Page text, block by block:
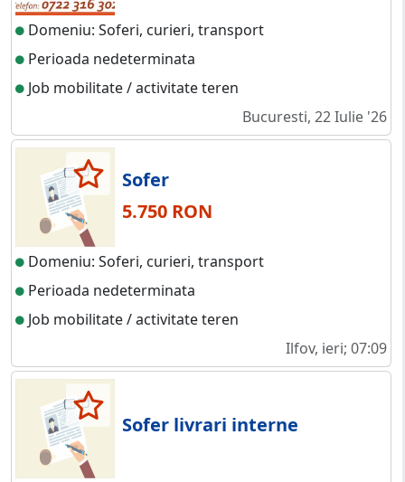
Domeniu: Soferi, curieri, transport
Perioada nedeterminata
Job mobilitate / activitate teren
Bucuresti, 22 Iulie '26
Sofer
5.750 RON
Domeniu: Soferi, curieri, transport
Perioada nedeterminata
Job mobilitate / activitate teren
Ilfov, ieri; 07:09
Sofer livrari interne